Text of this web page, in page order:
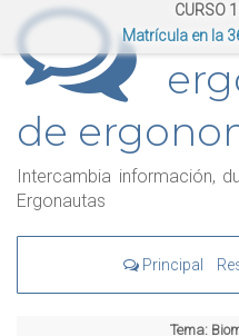
CURSO
Matrícula en la
de
Intercambia información,
Ergonautas
Principal
Tema: